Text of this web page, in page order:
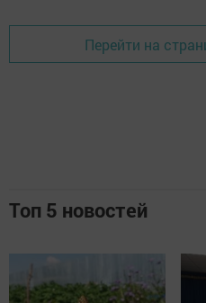
Перейти на
Топ 5 новостей